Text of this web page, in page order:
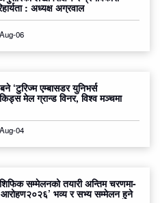
: अध्यक्ष अग्रवाल
06
‘टुरिज्म एम्बासडर युनिभर्स
मेल ग्रान्ड विनर, विश्व मञ्चमा
04
सम्मेलनको तयारी अन्तिम चरणमा-
भव्य र सभ्य सम्मेलन हुने